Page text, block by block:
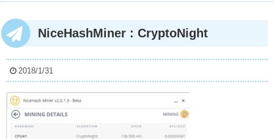
NiceHashMiner : CryptoNight
2018/1/31